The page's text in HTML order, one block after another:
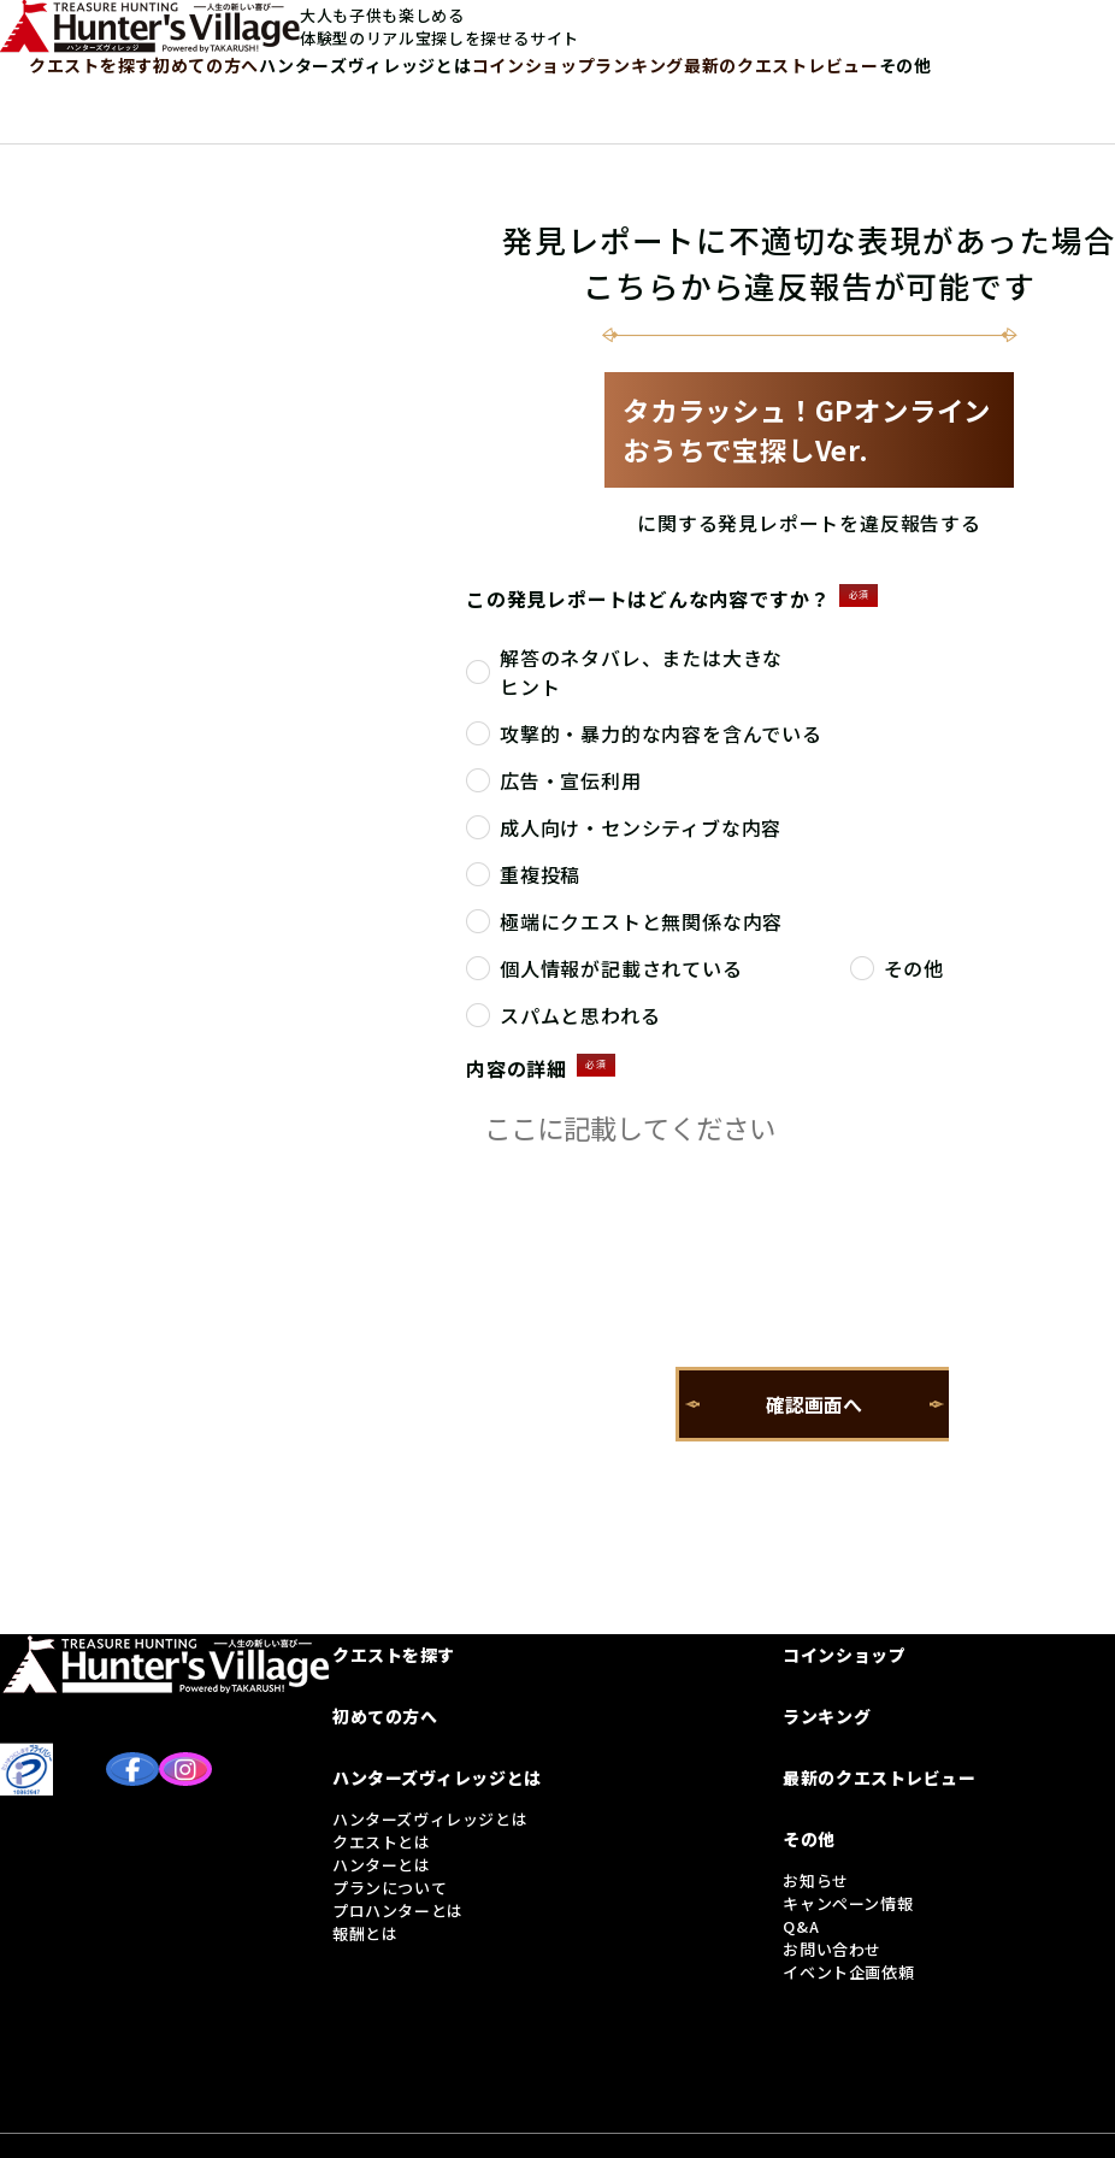
大人も子供も楽しめる
体験型のリアル宝探しを探せるサイト
クエストを探す初めての方へハンターズヴィレッジとはコインショップランキング最新のクエストレビューその他
発見レポートに不適切な表現があった場合
こちらから違反報告が可能です
タカラッシュ！GPオンライン
おうちで宝探しVer.
に関する発見レポートを違反報告する
この発見レポートはどんな内容ですか？ 必須
解答のネタバレ、または大きな
ヒント
攻撃的・暴力的な内容を含んでいる
広告・宣伝利用
成人向け・センシティブな内容
重複投稿
極端にクエストと無関係な内容
個人情報が記載されている
その他
スパムと思われる
内容の詳細
必須
クエストを探す
初めての方へ
ハンターズヴィレッジとは
ハンターズヴィレッジとは
クエストとは
ハンターとは
プランについて
プロハンターとは
報酬とは
コインショップ
ランキング
最新のクエストレビュー
その他
お知らせ
キャンペーン情報
Q&A
お問い合わせ
イベント企画依頼